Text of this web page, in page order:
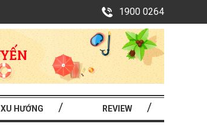
1900 0264
XU HƯỚNG REVIEW